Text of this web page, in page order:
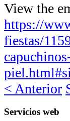
View the
https://
fiestas/
< Anterior
Servicios web